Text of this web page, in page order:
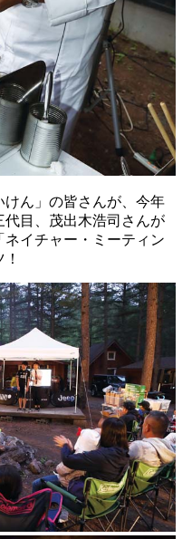
ん」の皆さんが、今年
代目、茂出木浩司さんが
イチャー・ミーティン